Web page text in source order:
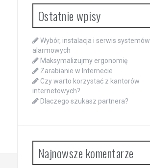
Ostatnie wpisy
Wybór, instalacja i serwis systemów
alarmowych
Maksymalizujmy ergonomię
Zarabianie w Internecie
Czy warto korzystać z kantorów
internetowych?
Dlaczego szukasz partnera?
Najnowsze komentarze